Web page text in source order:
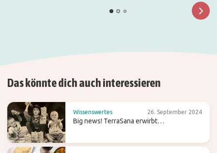
Das könnte dich auch interessieren
Wissenswertes 26. September 2024
Big news! TerraSana erwirbt